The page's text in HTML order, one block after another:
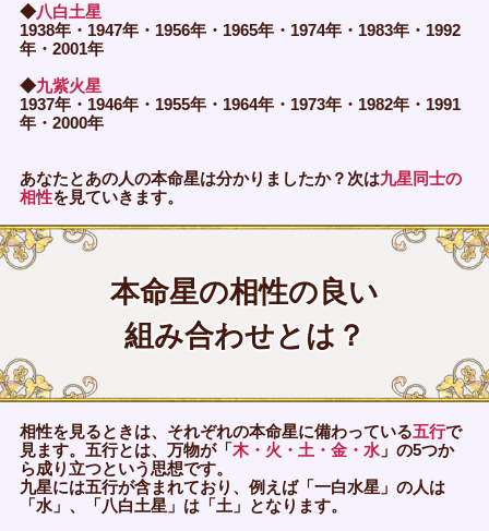
◆八白土星
1938年・1947年・1956年・1965年・1974年・1983年・1992
年・2001年
◆九紫火星
1937年・1946年・1955年・1964年・1973年・1982年・1991
年・2000年
あなたとあの人の本命星は分かりましたか？次は九星同士の
相性を見ていきます。
本命星の相性の良い
組み合わせとは？
相性を見るときは、それぞれの本命星に備わっている五行で
見ます。五行とは、万物が「木・火・土・金・水」の5つか
ら成り立つという思想です。
九星には五行が含まれており、例えば「一白水星」の人は
「水」、「八白土星」は「土」となります。